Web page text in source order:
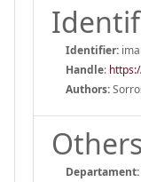
Identifier:
Handle:
Authors:
Departament: